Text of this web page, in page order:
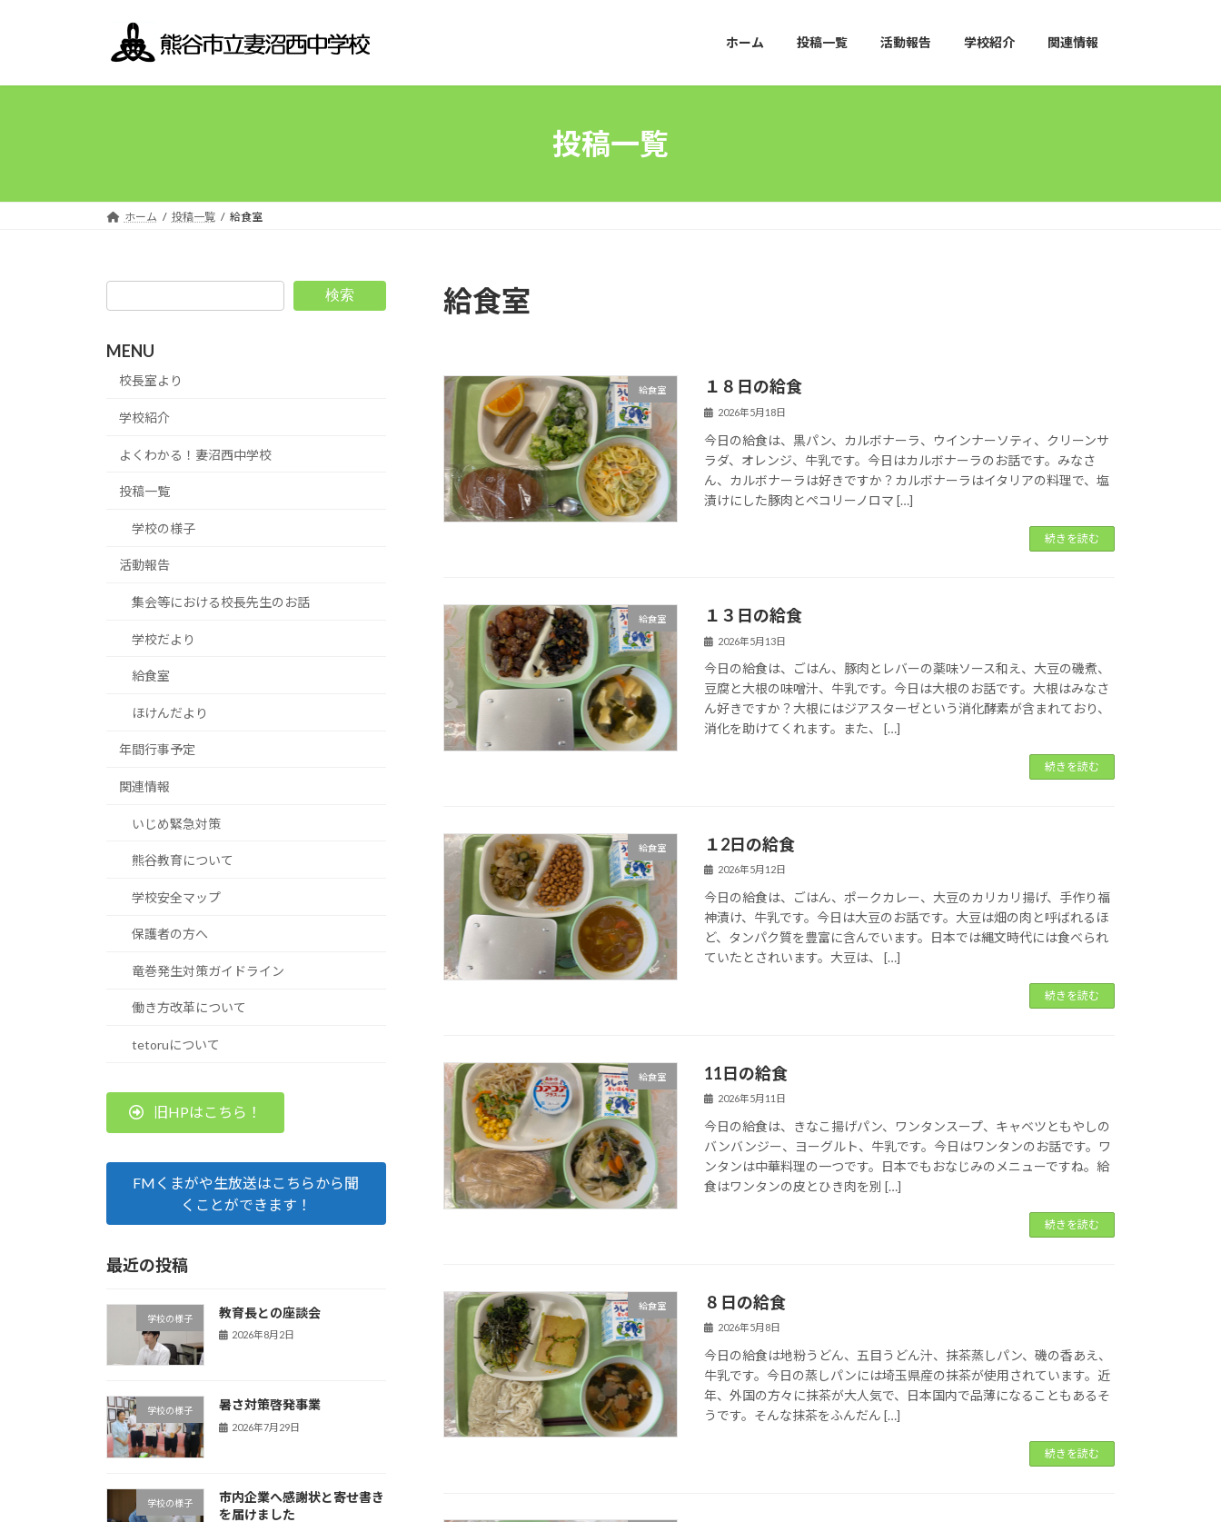
プ
動
ホーム 投稿一覧 活動報告 学校紹介 関連情報
投稿一覧
ホーム 投稿一覧 給食室
給食室
給食室 １８日の給食
2026年5月18日
今日の給食は、黒パン、カルボナーラ、ウインナーソティ、クリーンサ
ラダ、オレンジ、牛乳です。今日はカルボナーラのお話です。みなさ
ん、カルボナーラは好きですか？カルボナーラはイタリアの料理で、塩
漬けにした豚肉とペコリーノロマ […]
続きを読む
給食室 １３日の給食
2026年5月13日
今日の給食は、ごはん、豚肉とレバーの薬味ソース和え、大豆の磯煮、
豆腐と大根の味噌汁、牛乳です。今日は大根のお話です。大根はみなさ
ん好きですか？大根にはジアスターゼという消化酵素が含まれており、
消化を助けてくれます。また、 […]
続きを読む
給食室 １2日の給食
2026年5月12日
今日の給食は、ごはん、ポークカレー、大豆のカリカリ揚げ、手作り福
神漬け、牛乳です。今日は大豆のお話です。大豆は畑の肉と呼ばれるほ
ど、タンパク質を豊富に含んでいます。日本では縄文時代には食べられ
ていたとされいます。大豆は、 […]
続きを読む
給食室 11日の給食
2026年5月11日
今日の給食は、きなこ揚げパン、ワンタンスープ、キャベツともやしの
バンバンジー、ヨーグルト、牛乳です。今日はワンタンのお話です。ワ
ンタンは中華料理の一つです。日本でもおなじみのメニューですね。給
食はワンタンの皮とひき肉を別 […]
続きを読む
給食室 ８日の給食
2026年5月8日
今日の給食は地粉うどん、五目うどん汁、抹茶蒸しパン、磯の香あえ、
牛乳です。今日の蒸しパンには埼玉県産の抹茶が使用されています。近
年、外国の方々に抹茶が大人気で、日本国内で品薄になることもあるそ
うです。そんな抹茶をふんだん […]
続きを読む
検索
MENU
校長室より
学校紹介
よくわかる！妻沼西中学校
投稿一覧
学校の様子
活動報告
集会等における校長先生のお話
学校だより
給食室
ほけんだより
年間行事予定
関連情報
いじめ緊急対策
熊谷教育について
学校安全マップ
保護者の方へ
竜巻発生対策ガイドライン
働き方改革について
tetoruについて
旧HPはこちら！
FMくまがや生放送はこちらから聞
くことができます！
最近の投稿
学校の様子 教育長との座談会
2026年8月2日
学校の様子 暑さ対策啓発事業
2026年7月29日
学校の様子
市内企業へ感謝状と寄せ書き
を届けました